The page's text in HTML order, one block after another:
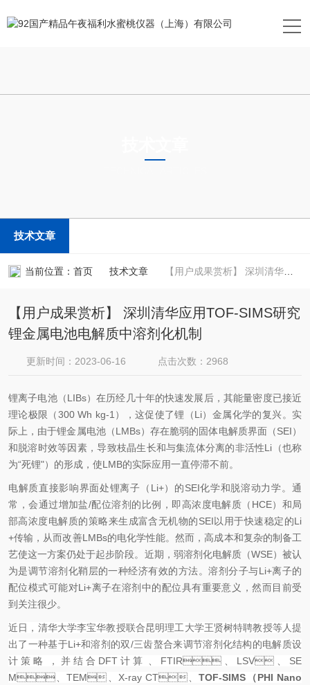
技术文章
当前位置： 首页 技术文章 【用户成果赏析】 深圳清华应用TOF-SIMS研究锂金属电池电解质中溶剂化机制
【用户成果赏析】 深圳清华应用TOF-SIMS研究
锂金属电池电解质中溶剂化机制
更新时间：2023-06-16 点击次数：2968
锂离子电池（LIBs）在历经几十年的快速发展后，其能量密度已接近
理论极限（300 Wh kg-1 ），这促使了锂（Li）金属化学的复兴。实
际上，由于锂金属电池（LMBs）存在脆弱的固体电解质界面（SEI）
和脱溶时效等因素，导致枝晶生长和与集流体分离的非活性Li （也称
为“死锂"）的形成，使LMB的实际应用一直停滞不前。
电解质直接影响界面处锂离子（ Li+）的SEI化学和脱溶动力学。通
常，会通过增加盐/配位溶剂的比例，即高浓度电解质（ HCE）和局
部高浓度电解质的策略来生成富含无机物的SEI以用于快速稳定的Li
+传输，从而改善LMBs的电化学性能。然而，高成本和复杂的制备工
艺使这一方案仍处于起步阶段。近期，弱溶剂化电解质（WSE）被认
为是调节溶剂化鞘层的一种经济有效的方法。溶剂分子与Li+离子的
配位模式可能对Li+离子在溶剂中的配位具有重要意义，然而目前受
到关注很少。
近日，清华大学李宝华教授联合昆明理工大学王贤树特聘教授等人提
出了一种基于Li+和溶剂的双/三齿螯合来调节溶剂化结构的电解质设
计策略，并结合 DFT 计算、 FTIR、 LSV、 SE
M、TEM、 X-ray CT、TOF-SIMS （PHI Nano